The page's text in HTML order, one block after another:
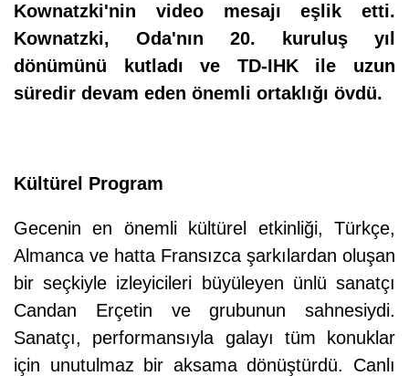
Kownatzki'nin video mesajı eşlik etti.
Kownatzki, Oda'nın 20. kuruluş yıl
dönümünü kutladı ve TD-IHK ile uzun
süredir devam eden önemli ortaklığı övdü.
Kültürel Program
Gecenin en önemli kültürel etkinliği, Türkçe,
Almanca ve hatta Fransızca şarkılardan oluşan
bir seçkiyle izleyicileri büyüleyen ünlü sanatçı
Candan Erçetin ve grubunun sahnesiydi.
Sanatçı, performansıyla galayı tüm konuklar
için unutulmaz bir aksama dönüştürdü. Canlı